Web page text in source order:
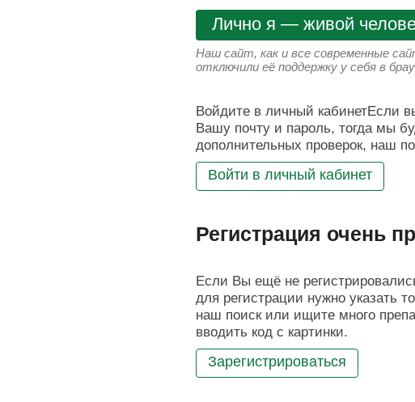
Лично я — живой
Наш сайт, как и все современные
отключили её поддержку у себя в
Войдите в личный кабинетЕсли
Вашу почту и пароль, тогда мы
дополнительных проверок, наш
Войти в личный кабинет
Регистрация очень
Если Вы ещё не
для регистрации нужно указать
наш поиск или ищите много
вводить код с картинки.
Зарегистрироваться